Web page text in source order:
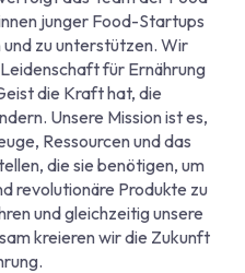
junger Food-Startups
zu unterstützen. Wir
für Ernährung
die Kraft hat, die
Unsere Mission ist es,
Ressourcen und das
die sie benötigen, um
revolutionäre Produkte zu
und gleichzeitig unsere
kreieren wir die Zukunft